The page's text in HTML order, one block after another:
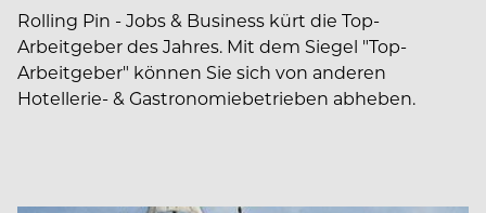
Rolling Pin - Jobs & Business kürt die Top-
Arbeitgeber des Jahres. Mit dem Siegel "Top-
Arbeitgeber" können Sie sich von anderen
Hotellerie- & Gastronomiebetrieben abheben.